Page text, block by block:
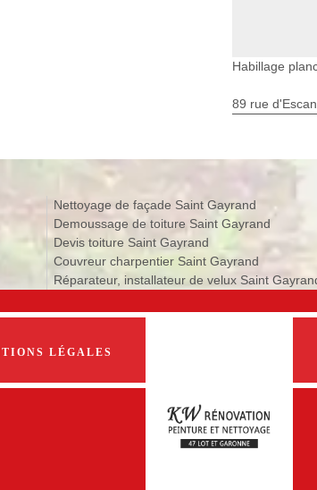
Habillage
89 rue
Nettoyage de façade Saint Gayrand
Demoussage de toiture Saint Gayrand
Devis toiture Saint Gayrand
Couvreur charpentier Saint Gayrand
Réparateur, installateur de velux Saint
LÉGALES